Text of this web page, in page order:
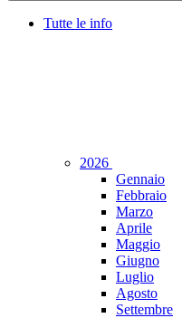
Tutte le info
2026
Gennaio
Febbraio
Marzo
Aprile
Maggio
Giugno
Luglio
Agosto
Settembre